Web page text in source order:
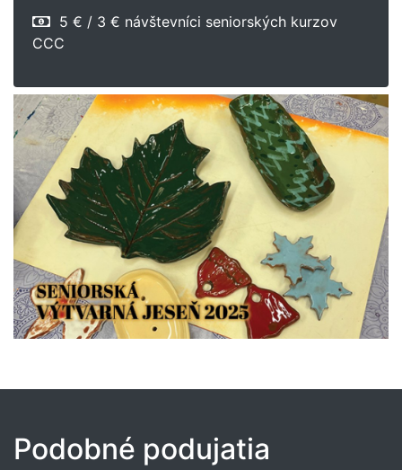
5 € / 3 € návštevníci seniorských kurzov
CCC
Podobné podujatia